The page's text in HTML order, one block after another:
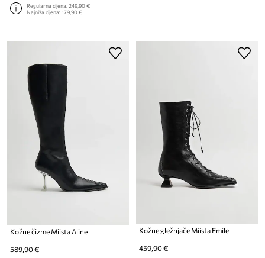
Regularna cijena:249,90 €
Najniža cijena:179,90 €
Kožne čizme Miista Aline
589,90 €
Kožne gležnjače Miista Emile
459,90 €